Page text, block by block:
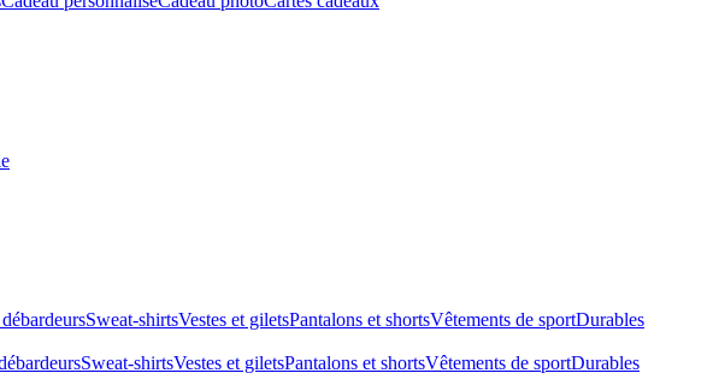
Sweat-shirtsVestes et giletsPantalons et shortsVêtements de sportDurables
Sweat-shirtsVestes et giletsPantalons et shortsVêtements de sportDurables